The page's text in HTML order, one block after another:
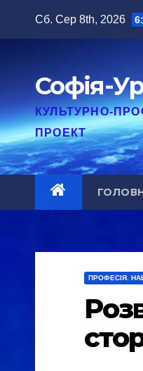
Сб. Сер 8th, 2026
Софія-
КУЛЬТУРНО-
ПРОЕКТ
ПРОФЕСІЯ.